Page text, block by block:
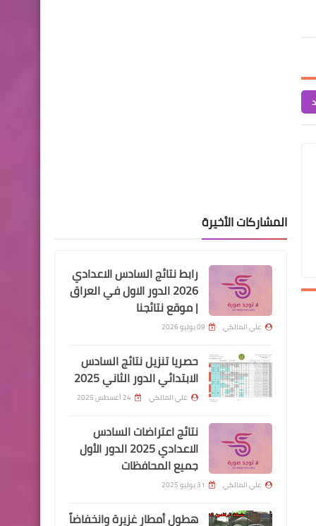
اخبار العامة
اسعار صرف الدولار في بورصة
الكفاح
اخبارالطقس
اجواء رطبة مرهقة متوقعــــة
طبقا لتحديثات خرائط الطقس
تبدأ اعتبارا من يوم الخميس.
المشاركات الأخيرة
رابط نتائج السادس الاعدادي
2026 الدور الاول في العراق
| موقع نتائجنا
علي المالكي 09 يوليو 2026
حصريا تنزيل نتائج السادس
الابتدائي الدور الثاني 2025
علي المالكي 24 أغسطس 2025
نتائج اعتراضات السادس
الاعدادي 2025 الدور الأول
جميع المحافظات
علي المالكي 31 يوليو 2025
هطول أمطار غزيرة وانخفاضاً